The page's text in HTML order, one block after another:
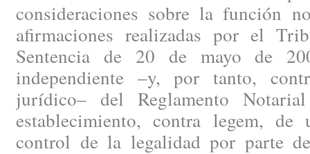
consideraciones sobre la función
afirmaciones realizadas por el
Sentencia de 20 de mayo de
independiente –y, por tanto,
jurídico– del Reglamento
establecimiento, contra legem,
control de la legalidad por parte